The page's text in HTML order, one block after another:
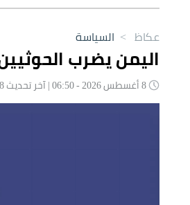
عكاظ > السياسة
اليمن يضرب